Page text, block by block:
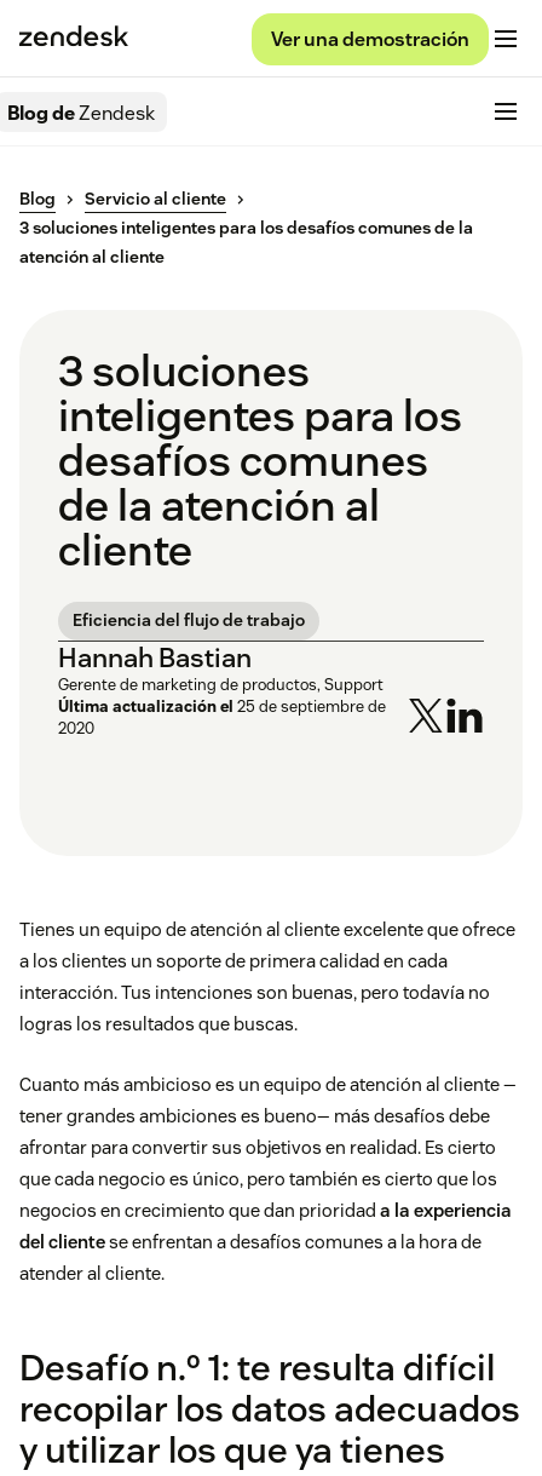
Ver una demostración
Blog deZendesk
Blog
Servicio al cliente
3 soluciones inteligentes para los desafíos comunes de la
atención al cliente
3 soluciones
inteligentes para los
desafíos comunes
de la atención al
cliente
Eficiencia del flujo de trabajo
Hannah Bastian
Gerente de marketing de productos, Support
Última actualización el 25 de septiembre de
2020
Tienes un equipo de atención al cliente excelente que ofrece
a los clientes un soporte de primera calidad en cada
interacción. Tus intenciones son buenas, pero todavía no
logras los resultados que buscas.
Cuanto más ambicioso es un equipo de atención al cliente —
tener grandes ambiciones es bueno— más desafíos debe
afrontar para convertir sus objetivos en realidad. Es cierto
que cada negocio es único, pero también es cierto que los
negocios en crecimiento que dan prioridad a la experiencia
del clientese enfrentan a desafíos comunes a la hora de
atender al cliente.
Desafío n.º 1: te resulta difícil
recopilar los datos adecuados
y utilizar los que ya tienes